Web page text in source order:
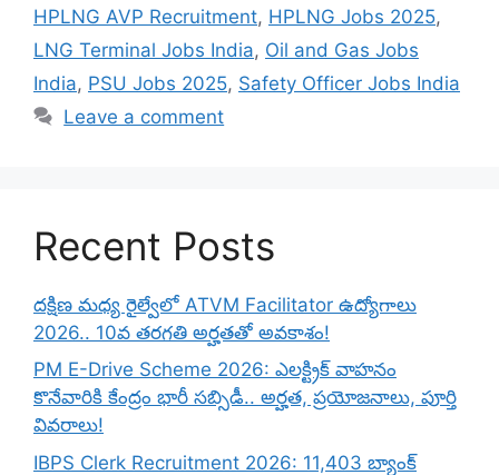
HPLNG AVP Recruitment, HPLNG Jobs 2025,
LNG Terminal Jobs India, Oil and Gas Jobs
India, PSU Jobs 2025, Safety Officer Jobs India
Leave a comment
Recent Posts
దక్షిణ మధ్య రైల్వేలో ATVM Facilitator ఉద్యోగాలు
2026.. 10వ తరగతి అర్హతతో అవకాశం!
PM E-Drive Scheme 2026: ఎలక్ట్రిక్ వాహనం
కొనేవారికి కేంద్రం భారీ సబ్సిడీ.. అర్హత, ప్రయోజనాలు, పూర్తి
వివరాలు!
IBPS Clerk Recruitment 2026: 11,403 బ్యాంక్